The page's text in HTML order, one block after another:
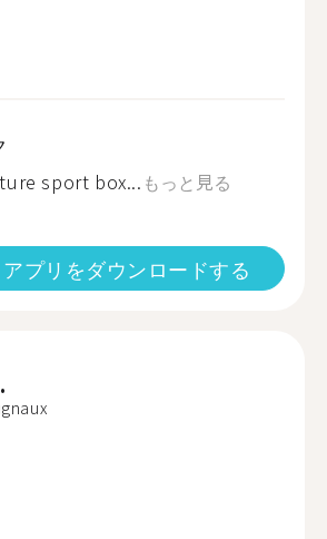
sport box... もっと見る
アプリをダウンロードする